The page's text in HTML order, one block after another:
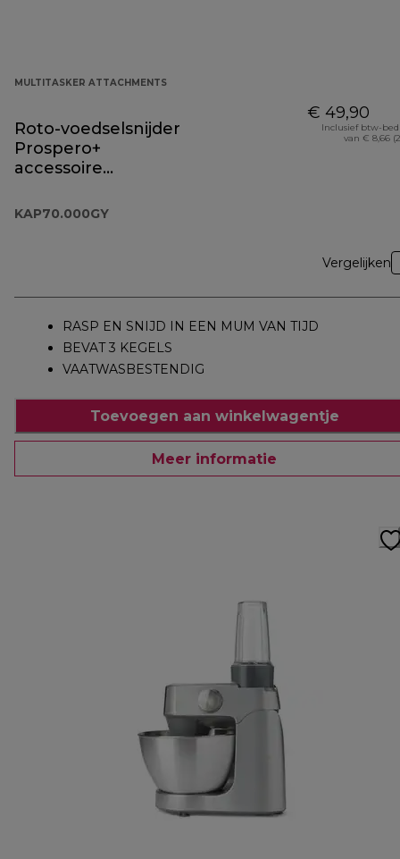
MULTITASKER ATTACHMENTS
Roto-voedselsnijder
Prospero+
accessoire
KAP70.000GY
€ 49,90
Inclusief btw-
van € 8,66
Vergelijken
RASP EN SNIJD IN EEN MUM VAN TIJD
BEVAT 3 KEGELS
VAATWASBESTENDIG
Toevoegen aan winkelwagentje
Meer informatie